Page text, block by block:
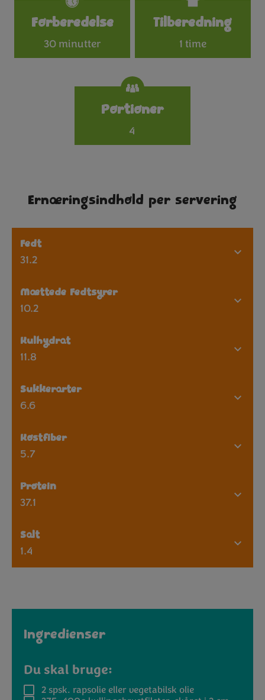
Specifications
Forberedelse
30 minutter
Tilberedning
1 time
Portioner
4
Ernæringsindhold per servering
Fedt
31.2
Mættede Fedtsyrer
10.2
Kulhydrat
11.8
Sukkerarter
6.6
Kostfiber
5.7
Protein
37.1
Salt
1.4
Ingredienser
Du skal bruge:
2 spsk. rapsolie eller vegetabilsk olie